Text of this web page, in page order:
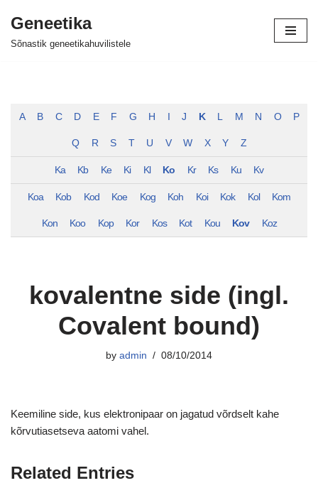
Skip
Geneetika
Sõnastik geneetikahuvilistele
A B C D E F G H J K L M N O P
Q R S T U V W X Y Z
Ka Kb Ke Ki Kl Ko Kr Ks Ku Kv
Koa Kob Kod Koe Kog Koh Koi Kok Kol Kom
Kon Koo Kop Kor Kos Kot Kou Kov Koz
kovalentne side (ingl.
Covalent bound)
by admin 08/10/2014
Keemiline side, kus elektronipaar on jagatud võrdselt kahe
kõrvutiasetseva aatomi vahel.
Related Entries